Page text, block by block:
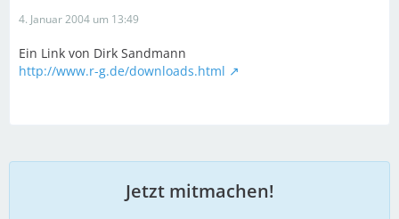
4. Januar 2004 um 13:49
Ein Link von Dirk Sandmann
http://www.r-g.de/downloads.html
Jetzt mitmachen!